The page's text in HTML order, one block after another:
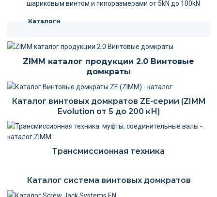
шариковым винтом и типоразмерами от 5kN до 100kN
Каталоги
ZIMM каталог продукции 2.0 Винтовые
домкраты
Каталог винтовых домкратов ZE-серии (ZIMM
Evolution от 5 до 200 кН)
Трансмиссионная техника
Каталог система винтовых домкратов